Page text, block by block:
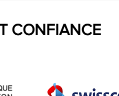
CONFIANCE